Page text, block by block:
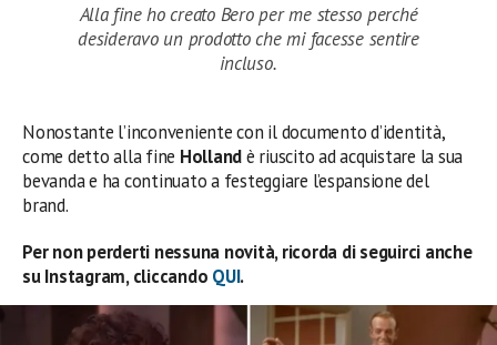
Alla fine ho creato Bero per me stesso perché
desideravo un prodotto che mi facesse sentire
incluso.
Nonostante l’inconveniente con il documento d’identità,
come detto alla fine Hollandè riuscito ad acquistare la sua
bevanda e ha continuato a festeggiare l’espansione del
brand.
Per non perderti nessuna novità, ricorda di seguirci anche
su Instagram, cliccando QUI.